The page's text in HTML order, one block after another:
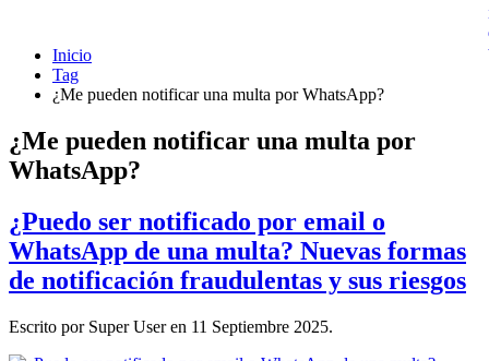
Inicio
Tag
¿Me pueden notificar una multa por WhatsApp?
¿Me pueden notificar una multa por
WhatsApp?
¿Puedo ser notificado por email o
WhatsApp de una multa? Nuevas formas
de notificación fraudulentas y sus riesgos
Escrito por Super User en 11 Septiembre 2025.